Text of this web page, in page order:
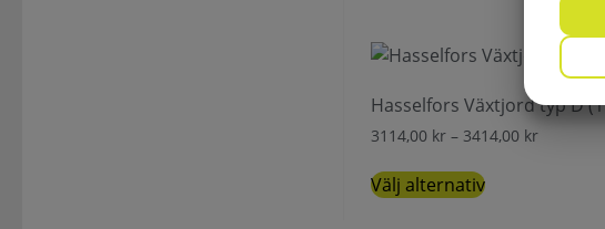
Hasselfors Växtjord typ D
3114,00 kr – 3414,00 kr
Välj alternativ